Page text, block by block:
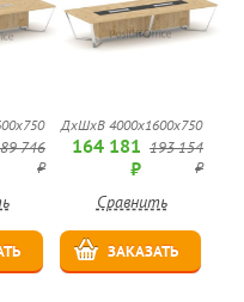
746
₽
ДхШхВ 4000х1600х750
164 181
₽
193 154
₽
Сравнить
ЗАКАЗАТЬ